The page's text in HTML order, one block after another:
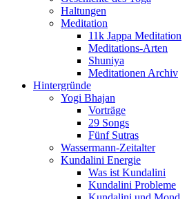
Haltungen
Meditation
11k Jappa Meditation
Meditations-Arten
Shuniya
Meditationen Archiv
Hintergründe
Yogi Bhajan
Vorträge
29 Songs
Fünf Sutras
Wassermann-Zeitalter
Kundalini Energie
Was ist Kundalini
Kundalini Probleme